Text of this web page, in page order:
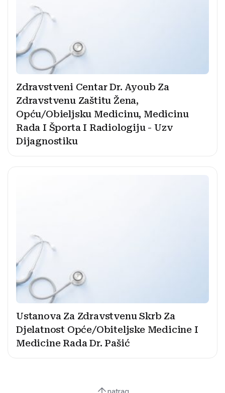
Zdravstveni Centar Dr. Ayoub Za
Zdravstvenu Zaštitu Žena,
Opću/Obieljsku Medicinu, Medicinu
Rada I Športa I Radiologiju - Uzv
Dijagnostiku
Ustanova Za Zdravstvenu Skrb Za
Djelatnost Opće/Obiteljske Medicine I
Medicine Rada Dr. Pašić